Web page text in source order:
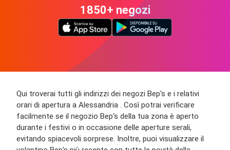
1850+ negozi
Qui troverai tutti gli indirizzi dei negozi Bep's e i relativi
orari di apertura a Alessandria . Così potrai verificare
facilmente se il negozio Bep's della tua zona è aperto
durante i festivi o in occasione delle aperture serali,
evitando spiacevoli sorprese. Inoltre, puoi visualizzare il